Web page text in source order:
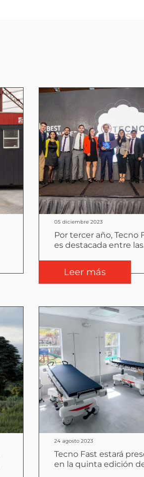
05 diciembre 2023
Por tercer año, Tecno
es destacada entre las
Leer más
24 agosto 2023
Tecno Fast estará
en la quinta edición